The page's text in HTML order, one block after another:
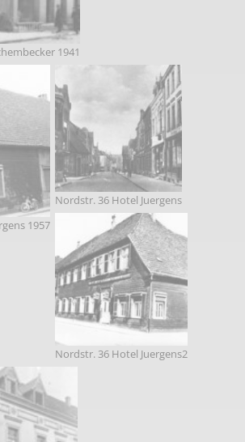
1941
1957
Nordstr. 36 Hotel Juergens
Nordstr. 36 Hotel Juergens2